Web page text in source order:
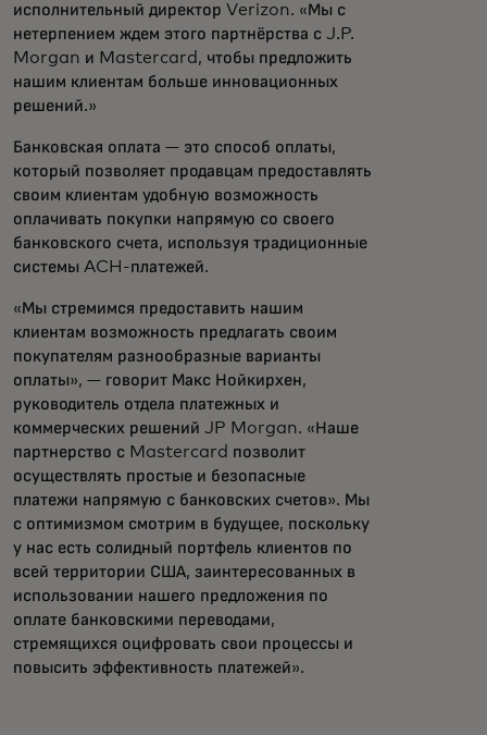
исполнительный директор Verizon. «Мы с
нетерпением ждем этого партнёрства с J.P.
Morgan и Mastercard, чтобы предложить
нашим клиентам больше инновационных
решений.»
Банковская оплата — это способ оплаты,
который позволяет продавцам предоставлять
своим клиентам удобную возможность
оплачивать покупки напрямую со своего
банковского счета, используя традиционные
системы ACH-платежей.
«Мы стремимся предоставить нашим
клиентам возможность предлагать своим
покупателям разнообразные варианты
оплаты», — говорит Макс Нойкирхен,
руководитель отдела платежных и
коммерческих решений JP Morgan. «Наше
партнерство с Mastercard позволит
осуществлять простые и безопасные
платежи напрямую с банковских счетов». Мы
с оптимизмом смотрим в будущее, поскольку
у нас есть солидный портфель клиентов по
всей территории США, заинтересованных в
использовании нашего предложения по
оплате банковскими переводами,
стремящихся оцифровать свои процессы и
повысить эффективность платежей».